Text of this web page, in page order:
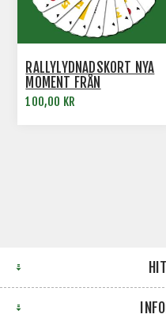
RALLYLYDNADSKORT NYA
MOMENT FRÅN
REGELREVIDERING 2023
100,00 KR